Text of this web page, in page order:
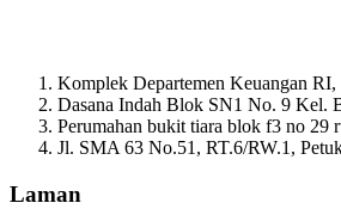
Komplek Departemen Keuangan
Dasana Indah Blok SN1 No. 9 Kel.
Perumahan bukit tiara blok f3 no 29
Jl. SMA 63 No.51, RT.6/RW.1,
Laman